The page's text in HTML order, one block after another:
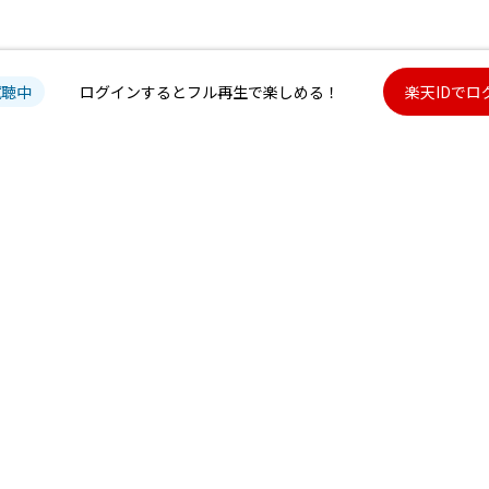
中 ログインするとフル再生で楽しめる！ 楽天IDでロ